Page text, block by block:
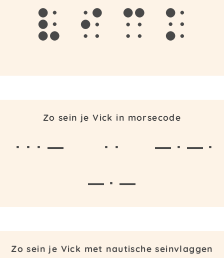
v i c k
Zo sein je Vick in morsecode
· · · — · ·
— · — ·
— · —
Zo sein je Vick met nautische seinvlaggen